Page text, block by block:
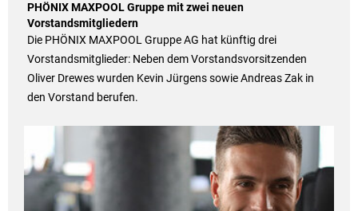
PHÖNIX MAXPOOL Gruppe mit zwei neuen
Vorstandsmitgliedern
Die PHÖNIX MAXPOOL Gruppe AG hat künftig drei
Vorstandsmitglieder: Neben dem Vorstandsvorsitzenden
Oliver Drewes wurden Kevin Jürgens sowie Andreas Zak in
den Vorstand berufen.